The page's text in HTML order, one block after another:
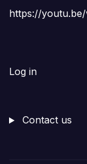
https://
Log in
Contact us